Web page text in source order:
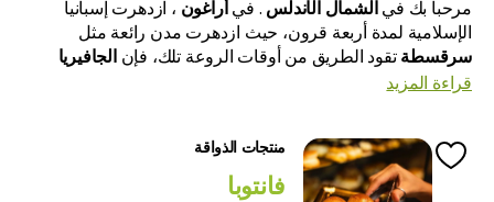
مرحباً بك فيالشمالالأندلس . فيأراغون ، ازدهرت إسبانيا
الإسلامية لمدة أربعة قرون، حيث ازدهرت مدن رائعة مثل
سرقسطةتقود الطريق من أوقات الروعة تلك، فإنالجافيريا
قراءة المزيد
منتجات الذواقة
فانتوبا